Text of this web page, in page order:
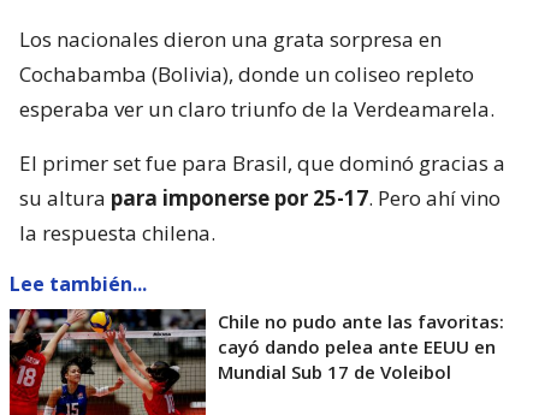
Los nacionales dieron una grata sorpresa en
Cochabamba (Bolivia), donde un coliseo repleto
esperaba ver un claro triunfo de la Verdeamarela.
El primer set fue para Brasil, que dominó gracias a
su altura para imponerse por 25-17. Pero ahí vino
la respuesta chilena.
Lee también...
Chile no pudo ante las favoritas:
cayó dando pelea ante EEUU en
Mundial Sub 17 de Voleibol